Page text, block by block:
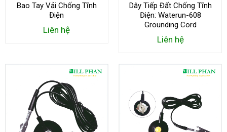
Bao Tay Vải Chống Tĩnh
Điện
Liên hệ
Dây Tiếp Đất Chống Tĩnh
Điện: Waterun-608
Grounding Cord
Liên hệ